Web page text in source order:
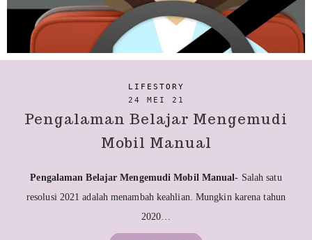
LIFESTORY
24 MEI 21
Pengalaman Belajar Mengemudi
Mobil Manual
Pengalaman Belajar Mengemudi Mobil Manual- Salah satu
resolusi 2021 adalah menambah keahlian. Mungkin karena tahun
2020…